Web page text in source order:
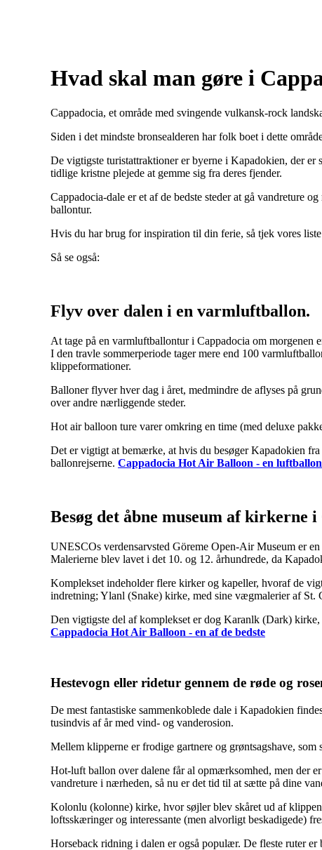
Hvad skal man gøre i
Cappadocia, et område med svingende vulkansk-rock
Siden i det mindste bronsealderen har folk boet i dette
De vigtigste turistattraktioner er byerne i Kapadokien, der
tidlige kristne plejede at gemme sig fra deres fjender.
Cappadocia-dale er et af de bedste steder at gå vandreture
ballontur.
Hvis du har brug for inspiration til din ferie, så tjek vores
Så se også:
Flyv over dalen i en varmluftballon.
At tage på en varmluftballontur i Cappadocia om morgenen
I den travle sommerperiode tager mere end 100
klippeformationer.
Balloner flyver hver dag i året, medmindre de aflyses på
over andre nærliggende steder.
Hot air balloon ture varer omkring en time (med deluxe
Det er vigtigt at bemærke, at hvis du besøger Kapadokien
ballonrejserne. Cappadocia Hot Air Balloon - en luftballon
Besøg det åbne museum af kirkerne i
UNESCOs verdensarvsted Göreme Open-Air Museum er
Malerierne blev lavet i det 10. og 12. århundrede, da
Komplekset indeholder flere kirker og kapeller, hvoraf de
indretning; Ylanl (Snake) kirke, med sine vægmalerier af St.
Den vigtigste del af komplekset er dog Karanlk (Dark)
Cappadocia Hot Air Balloon - en af de bedste
Hestevogn eller ridetur gennem de røde og
De mest fantastiske sammenkoblede dale i Kapadokien
tusindvis af år med vind- og vanderosion.
Mellem klipperne er frodige gartnere og grøntsagshave, som
Hot-luft ballon over dalene får al opmærksomhed, men der
vandreture i nærheden, så nu er det tid til at sætte på dine
Kolonlu (kolonne) kirke, hvor søjler blev skåret ud af
loftsskæringer og interessante (men alvorligt beskadigede)
Horseback ridning i dalen er også populær. De fleste ruter